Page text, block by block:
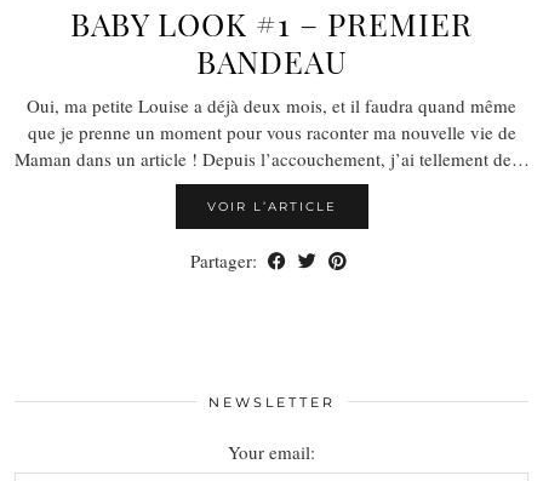
BABY LOOK #1 – PREMIER
BANDEAU
Oui, ma petite Louise a déjà deux mois, et il faudra quand même
que je prenne un moment pour vous raconter ma nouvelle vie de
Maman dans un article ! Depuis l’accouchement, j’ai tellement de…
VOIR L’ARTICLE
Partager:
NEWSLETTER
Your email: